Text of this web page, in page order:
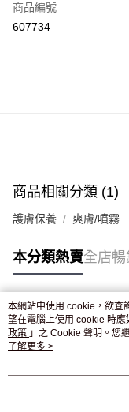
Apple Pay
付款後門市自取，訂單
商品編號
607734
商品相關分類 (1)
護膚保養 爽膚/噴霧
本分類熱賣全店
熱門標籤
熱銷排行
本網站中使用 cookie，欲查
望在電腦上使用 cookie 時
政策 」之 Cookie 聲明。您
條款之 Cookie 聲明使用
了解更多 >